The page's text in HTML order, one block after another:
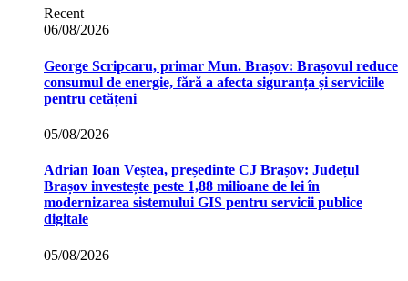
Recent
06/08/2026
George Scripcaru, primar Mun. Brașov: Brașovul reduce
consumul de energie, fără a afecta siguranța și serviciile
pentru cetățeni
05/08/2026
Adrian Ioan Veștea, președinte CJ Brașov: Județul
Brașov investește peste 1,88 milioane de lei în
modernizarea sistemului GIS pentru servicii publice
digitale
05/08/2026